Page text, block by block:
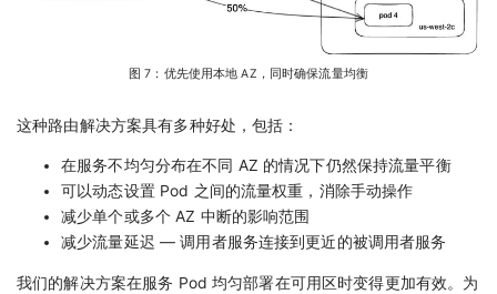
图 7：优先使用本地 AZ，同时确保流量均衡
这种路由解决方案具有多种好处，包括：
在服务不均匀分布在不同 AZ 的情况下仍然保持流量平衡
可以动态设置 Pod 之间的流量权重，消除手动操作
减少单个或多个 AZ 中断的影响范围
减少流量延迟 — 调用者服务连接到更近的被调用者服务
我们的解决方案在服务 Pod 均匀部署在可用区时变得更加有效。为